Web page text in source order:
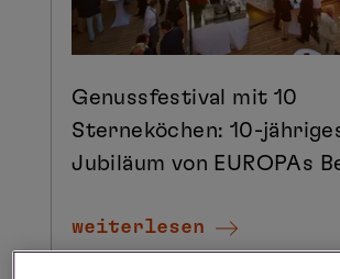
Genussfestival mit 10
Sterneköchen: 10-
Jubiläum von EUROPAs
weiterlesen